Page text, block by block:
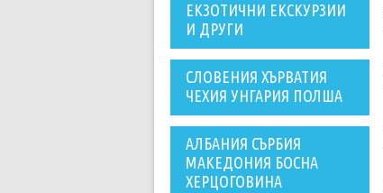
ЕКЗОТИЧНИ ЕКСКУРЗИИ
И ДРУГИ
СЛОВЕНИЯ ХЪРВАТИЯ
ЧЕХИЯ УНГАРИЯ ПОЛША
АЛБАНИЯ СЪРБИЯ
МАКЕДОНИЯ БОСНА
ХЕРЦОГОВИНА